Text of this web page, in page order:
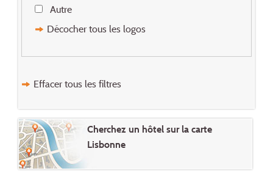
Autre
Décocher tous les logos
Effacer tous les filtres
Cherchez un hôtel sur la carte
Lisbonne